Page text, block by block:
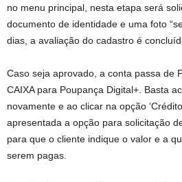
no menu principal, nesta etapa será
documento de identidade e uma foto
dias, a avaliação do cadastro é
Caso seja aprovado, a conta passa de
CAIXA para Poupança Digital+. Basta
novamente e ao clicar na opção
apresentada a opção para solicitação
para que o cliente indique o valor e a
serem pagas.